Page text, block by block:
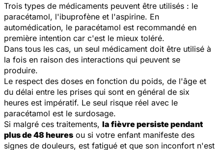
Trois types de médicaments peuvent être utilisés : le
paracétamol, l'ibuprofène et l'aspirine. En
automédication, le paracétamol est recommandé en
première intention car c'est le mieux toléré.
Dans tous les cas, un seul médicament doit être utilisé à
la fois en raison des interactions qui peuvent se
produire.
Le respect des doses en fonction du poids, de l'âge et
du délai entre les prises qui sont en général de six
heures est impératif. Le seul risque réel avec le
paracétamol est le surdosage.
Si malgré ces traitements, la fièvre persiste pendant
plus de 48 heures ou si votre enfant manifeste des
signes de douleurs, est fatigué et que son inconfort n'est